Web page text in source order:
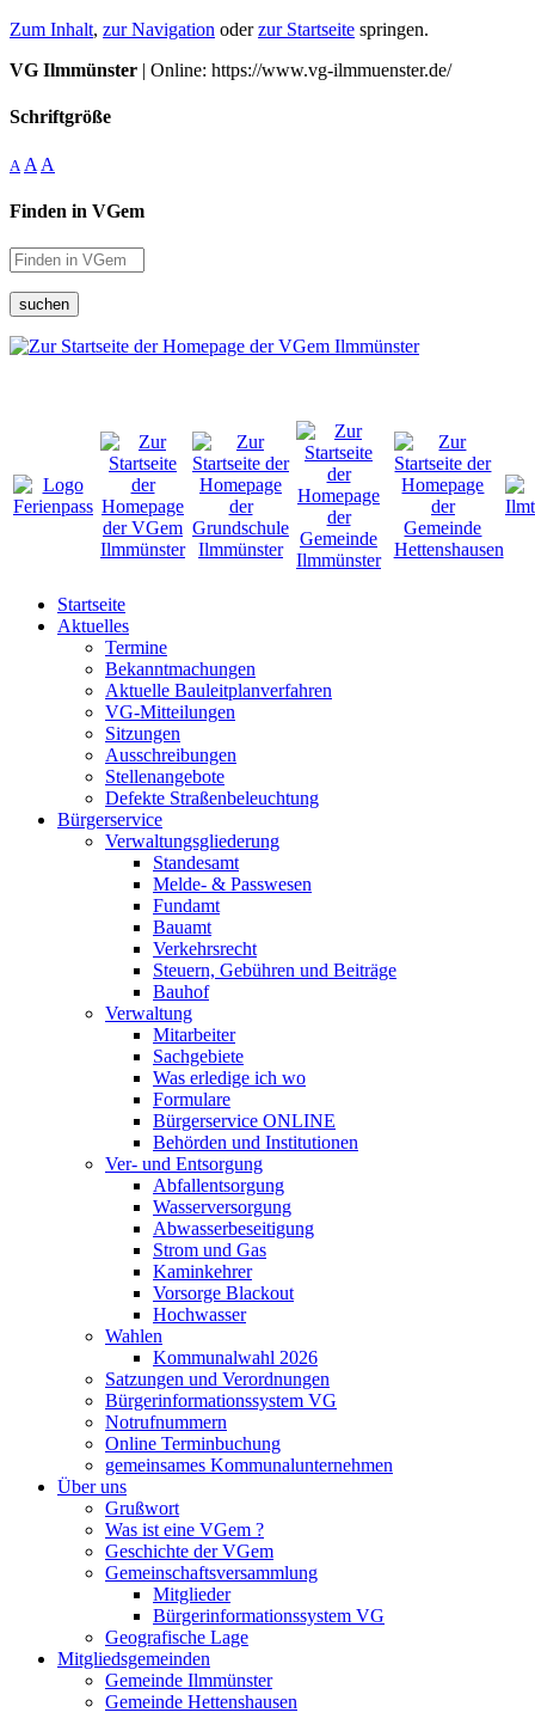
Zum Inhalt, zur Navigation oderzur Startseite springen.
VG Ilmmünster | Online: https://www.vg-ilmmuenster.de/
Schriftgröße
A A A
Finden in VGem
suchen
Startseite
Aktuelles
Termine
Bekanntmachungen
Aktuelle Bauleitplanverfahren
VG-Mitteilungen
Sitzungen
Ausschreibungen
Stellenangebote
Defekte Straßenbeleuchtung
Bürgerservice
Verwaltungsgliederung
Standesamt
Melde- & Passwesen
Fundamt
Bauamt
Verkehrsrecht
Steuern, Gebühren und Beiträge
Bauhof
Verwaltung
Mitarbeiter
Sachgebiete
Was erledige ich wo
Formulare
Bürgerservice ONLINE
Behörden und Institutionen
Ver- und Entsorgung
Abfallentsorgung
Wasserversorgung
Abwasserbeseitigung
Strom und Gas
Kaminkehrer
Vorsorge Blackout
Hochwasser
Wahlen
Kommunalwahl 2026
Satzungen und Verordnungen
Bürgerinformationssystem VG
Notrufnummern
Online Terminbuchung
gemeinsames Kommunalunternehmen
Über uns
Grußwort
Was ist eine VGem ?
Geschichte der VGem
Gemeinschaftsversammlung
Mitglieder
Bürgerinformationssystem VG
Geografische Lage
Mitgliedsgemeinden
Gemeinde Ilmmünster
Gemeinde Hettenshausen